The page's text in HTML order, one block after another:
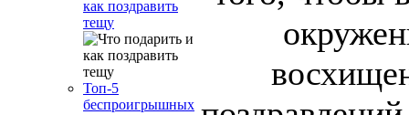
как поздравить
тещу
Топ-5
беспроигрышных